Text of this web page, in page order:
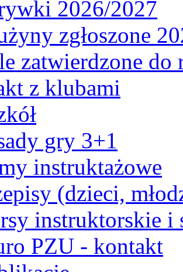
2026/2027
zgłoszone
zatwierdzone
z klubami
gry 3+1
instruktażowe
(dzieci,
instruktorskie i
PZU - kontakt